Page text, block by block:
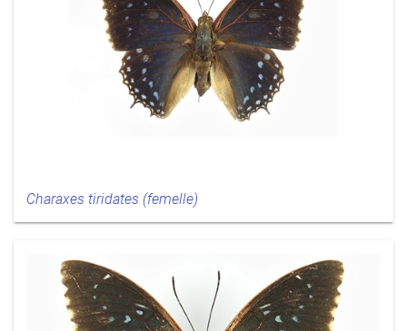
Charaxes tiridates (femelle)